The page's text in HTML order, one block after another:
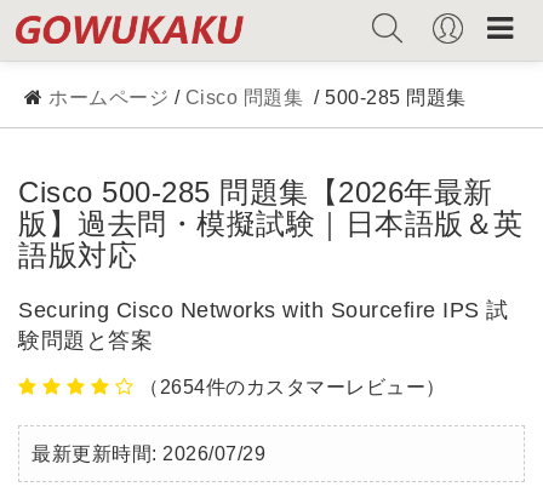
ホームページ / Cisco 問題集 / 500-285 問題集
Cisco 500-285 問題集【2026年最新
版】過去問・模擬試験｜日本語版＆英
語版対応
Securing Cisco Networks with Sourcefire IPS 試
験問題と答案
（2654件のカスタマーレビュー）
最新更新時間: 2026/07/29